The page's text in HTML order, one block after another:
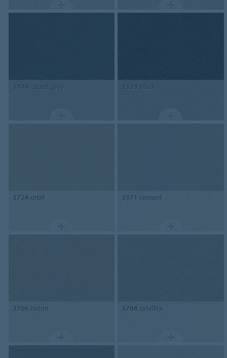
3374 cobalt grey 3323 black
3724 orbit 3371 cement
3706 beton 3704 satellite